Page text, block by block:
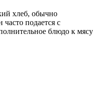
хлеб, обычно
подается с
блюдо к мясу